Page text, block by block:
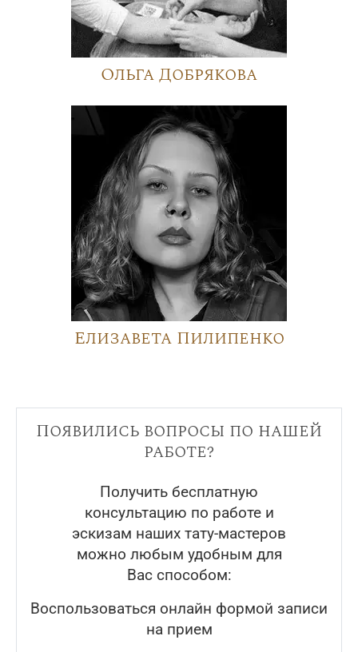
Ольга Добрякова
Елизавета Пилипенко
Появились вопросы по нашей
работе?
Получить бесплатную
консультацию по работе и
эскизам наших тату-мастеров
можно любым удобным для
Вас способом:
Воспользоваться онлайн формой записи
на прием